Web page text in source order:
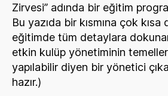
Zirvesi” adında bir eğitim
Bu yazıda bir kısmına çok kısa
eğitimde tüm detaylara
etkin kulüp yönetiminin
yapılabilir diyen bir yönetici
hazır.)